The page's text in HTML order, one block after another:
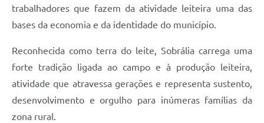
trabalhadores que fazem da atividade leiteira uma das
bases da economia e da identidade do município.
Reconhecida como terra do leite, Sobrália carrega uma
forte tradição ligada ao campo e à produção leiteira,
atividade que atravessa gerações e representa sustento,
desenvolvimento e orgulho para inúmeras famílias da
zona rural.